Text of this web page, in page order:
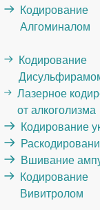
Кодирование
Алгоминалом
Кодирование
Лазерное
от алкоголизма
Кодирование
Вшивание
Кодирование
Вивитролом